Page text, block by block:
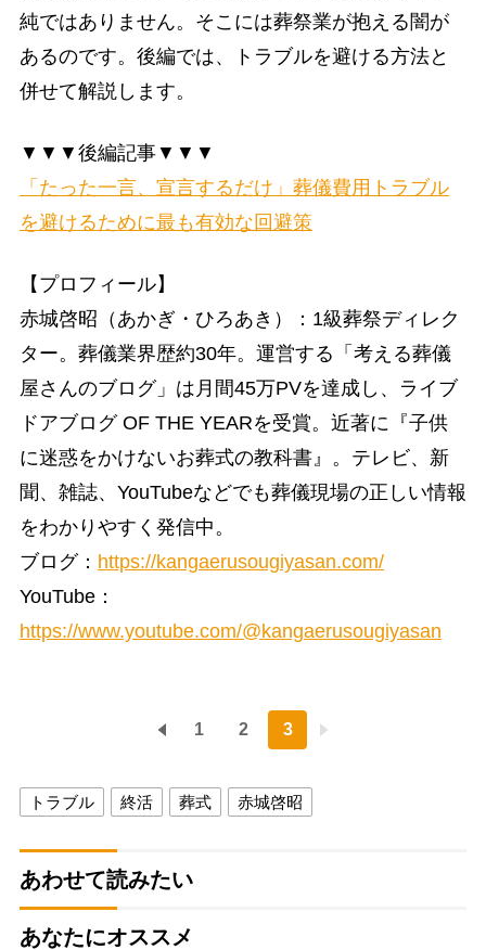
純ではありません。そこには葬祭業が抱える闇が
あるのです。後編では、トラブルを避ける方法と
併せて解説します。
▼▼▼後編記事▼▼▼
「たった一言、宣言するだけ」葬儀費用トラブル
を避けるために最も有効な回避策
【プロフィール】
赤城啓昭（あかぎ・ひろあき）：1級葬祭ディレク
ター。葬儀業界歴約30年。運営する「考える葬儀
屋さんのブログ」は月間45万PVを達成し、ライブ
ドアブログ OF THE YEARを受賞。近著に『子供
に迷惑をかけないお葬式の教科書』。テレビ、新
聞、雑誌、YouTubeなどでも葬儀現場の正しい情報
をわかりやすく発信中。
ブログ： https://kangaerusougiyasan.com/
YouTube：
https://www.youtube.com/@kangaerusougiyasan
1 2 3
トラブル 終活 葬式 赤城啓昭
あわせて読みたい
あなたにオススメ